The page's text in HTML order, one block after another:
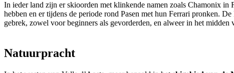
In ieder land zijn er skioorden met klinkende namen zoals Chamonix
hebben en er tijdens de periode rond Pasen met hun Ferrari pronken.
gebrek, zowel voor beginners als gevorderden, en alweer in het midden
Natuurpracht